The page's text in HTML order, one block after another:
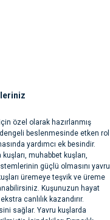
özel olarak hazırlanmış
beslenmesinde etken rol
yardımcı ek besindir.
muhabbet kuşları,
güçlü olmasını yavru
üremeye teşvik ve üreme
Kuşunuzun hayat
canlılık kazandırır.
sağlar. Yavru kuşlarda